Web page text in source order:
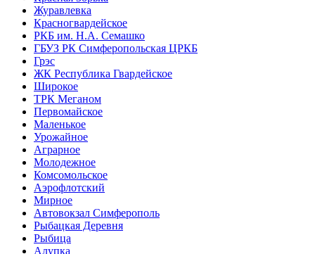
Журавлевка
Красногвардейское
РКБ им. Н.А. Семашко
ГБУЗ РК Симферопольская ЦРКБ
Грэс
ЖК Республика Гвардейское
Широкое
ТРК Меганом
Первомайское
Маленькое
Урожайное
Аграрное
Молодежное
Комсомольское
Аэрофлотский
Мирное
Автовокзал Симферополь
Рыбацкая Деревня
Рыбица
Алупка